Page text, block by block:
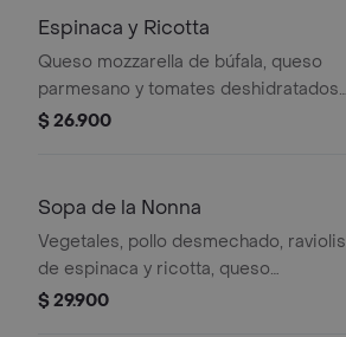
Espinaca y Ricotta
Queso mozzarella de búfala, queso
parmesano y tomates deshidratados.
Acompañado con pan de pesto
$ 26.900
Sopa de la Nonna
Vegetales, pollo desmechado, raviolis
de espinaca y ricotta, queso
parmesano.
$ 29.900